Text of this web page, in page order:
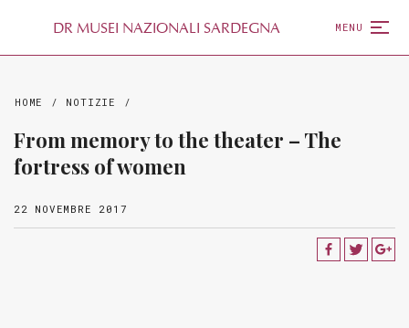
DR MUSEI NAZIONALI SARDEGNA MENU
HOME / NOTIZIE /
From memory to the theater – The
fortress of women
22 NOVEMBRE 2017